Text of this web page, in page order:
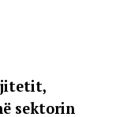
sektorin